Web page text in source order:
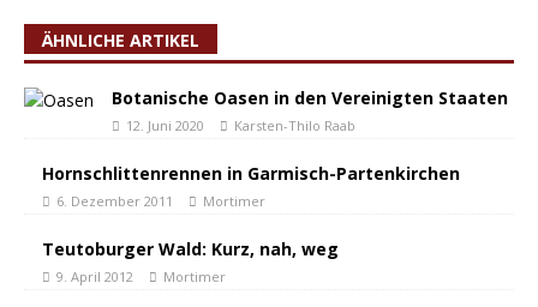
ÄHNLICHE ARTIKEL
Botanische Oasen in den Vereinigten Staaten
12. Juni 2020 Karsten-Thilo Raab
Hornschlittenrennen in Garmisch-Partenkirchen
6. Dezember 2011 Mortimer
Teutoburger Wald: Kurz, nah, weg
9. April 2012 Mortimer